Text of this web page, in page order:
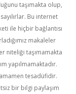
taşımakta olup,
Bu internet
ile hiçbir bağlantısı
makaleler
niteliği taşımamakta
yapılmamaktadır.
tesadüfidir.
bir bilgi paylaşım